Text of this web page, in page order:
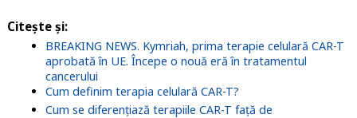
Citește și:
BREAKING NEWS. Kymriah, prima terapie celulară CAR-T
aprobată în UE. Începe o nouă eră în tratamentul
cancerului
Cum definim terapia celulară CAR-T?
Cum se diferențiază terapiile CAR-T față de